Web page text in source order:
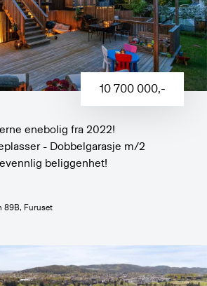
10 700 000,-
enebolig fra 2022!
- Dobbelgarasje m/2
beliggenhet!
89B, Furuset